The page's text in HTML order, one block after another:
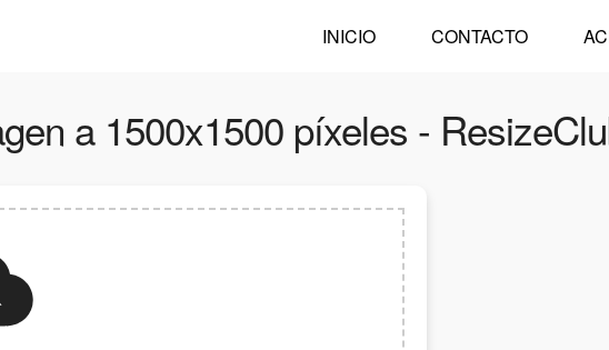
INICIO CONTACTO
a 1500x1500 píxeles -